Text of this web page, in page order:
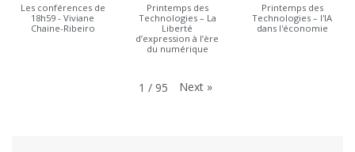
Les conférences de
18h59 - Viviane
Chaine-Ribeiro
Printemps des
Technologies – La
Liberté
d’expression à l’ère
du numérique
Printemps des
Technologies – l'IA
dans l'économie
1 / 95 Next »